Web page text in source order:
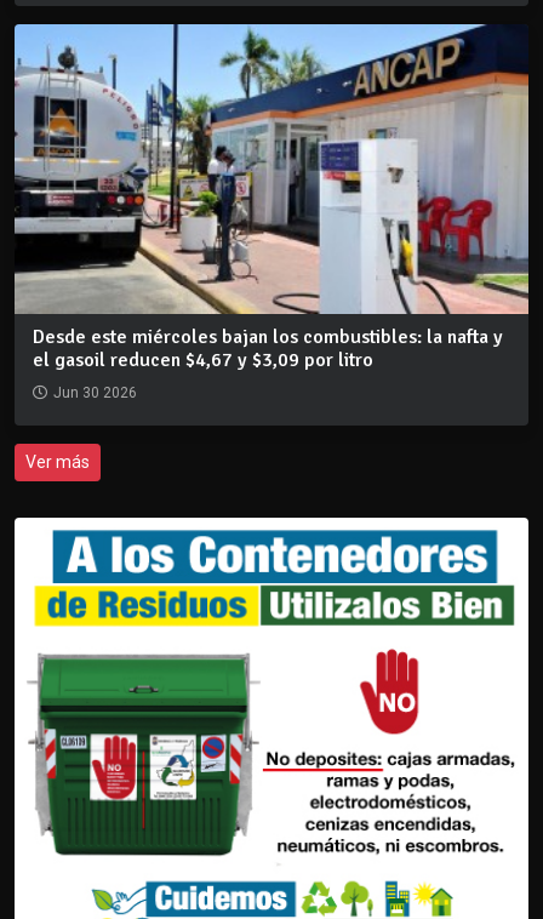
Desde este miércoles bajan los combustibles: la nafta y
el gasoil reducen $4,67 y $3,09 por litro
Jun 30 2026
Ver más